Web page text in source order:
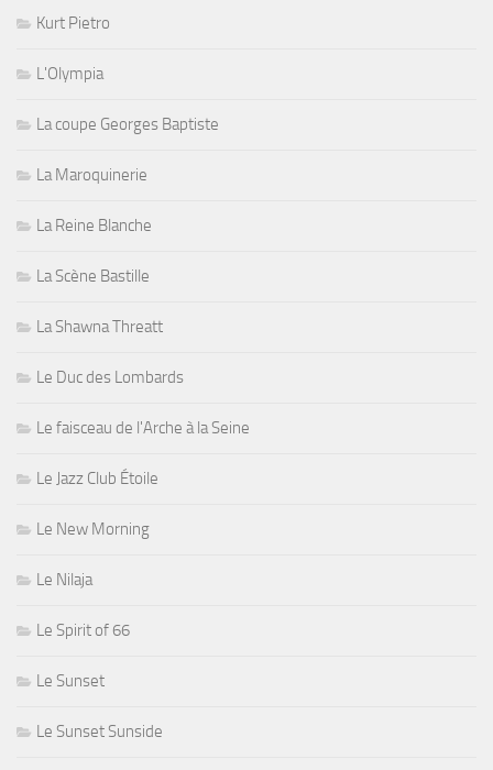
Kurt Pietro
L'Olympia
La coupe Georges Baptiste
La Maroquinerie
La Reine Blanche
La Scène Bastille
La Shawna Threatt
Le Duc des Lombards
Le faisceau de l'Arche à la Seine
Le Jazz Club Étoile
Le New Morning
Le Nilaja
Le Spirit of 66
Le Sunset
Le Sunset Sunside